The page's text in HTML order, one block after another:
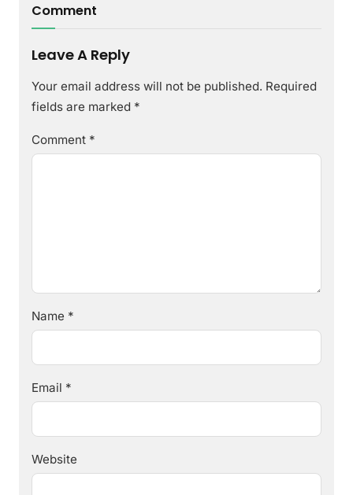
Comment
Leave A Reply
Your email address will not be published. Required
fields are marked *
Comment *
Name *
Email *
Website